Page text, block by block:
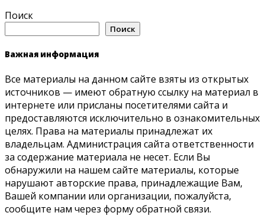
Поиск
Поиск
Важная информация
Все материалы на данном сайте взяты из открытых
источников — имеют обратную ссылку на материал в
интернете или присланы посетителями сайта и
предоставляются исключительно в ознакомительных
целях. Права на материалы принадлежат их
владельцам. Администрация сайта ответственности
за содержание материала не несет. Если Вы
обнаружили на нашем сайте материалы, которые
нарушают авторские права, принадлежащие Вам,
Вашей компании или организации, пожалуйста,
сообщите нам через форму обратной связи.